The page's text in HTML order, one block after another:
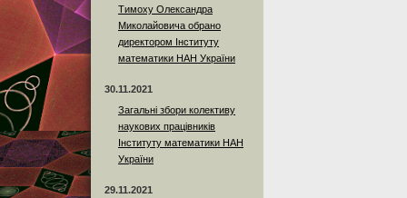
Тимоху Олександра
Миколайовича обрано
директором Інституту
математики НАН України
30.11.2021
Загальні збори колективу
наукових працівників
Інституту математики НАН
України
29.11.2021